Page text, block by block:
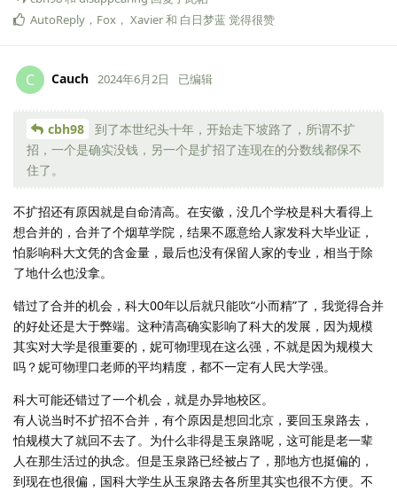
AutoReply ， Fox ， Xavier和 白日梦蓝觉得很赞
C Cauch 2024年6月2日 已编辑
cbh98
到了本世纪头十年，开始走下坡路了，所谓不扩
招，一个是确实没钱，另一个是扩招了连现在的分数线都保不
住了。
不扩招还有原因就是自命清高。在安徽，没几个学校是科大看得上
想合并的，合并了个烟草学院，结果不愿意给人家发科大毕业证，
怕影响科大文凭的含金量，最后也没有保留人家的专业，相当于除
了地什么也没拿。
错过了合并的机会，科大00年以后就只能吹“小而精”了，我觉得合并
的好处还是大于弊端。这种清高确实影响了科大的发展，因为规模
其实对大学是很重要的，妮可物理现在这么强，不就是因为规模大
吗？妮可物理口老师的平均精度，都不一定有人民大学强。
科大可能还错过了一个机会，就是办异地校区。
有人说当时不扩招不合并，有个原因是想回北京，要回玉泉路去，
怕规模大了就回不去了。为什么非得是玉泉路呢，这可能是老一辈
人在那生活过的执念。但是玉泉路已经被占了，那地方也挺偏的，
到现在也很偏，国科大学生从玉泉路去各所里其实也很不方便。不